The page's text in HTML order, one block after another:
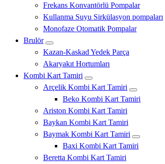
Frekans Konvantörlü Pompalar
Kullanma Suyu Sirkülasyon pompaları
Monofaze Otomatik Pompalar
Brulör
Kazan-Kaskad Yedek Parça
Akaryakıt Hortumları
Kombi Kart Tamiri
Arçelik Kombi Kart Tamiri
Beko Kombi Kart Tamiri
Ariston Kombi Kart Tamiri
Baykan Kombi Kart Tamiri
Baymak Kombi Kart Tamiri
Baxi Kombi Kart Tamiri
Beretta Kombi Kart Tamiri